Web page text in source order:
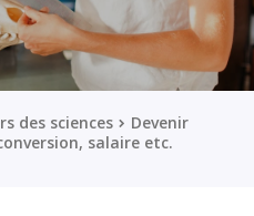
des sciences
Devenir
salaire etc.